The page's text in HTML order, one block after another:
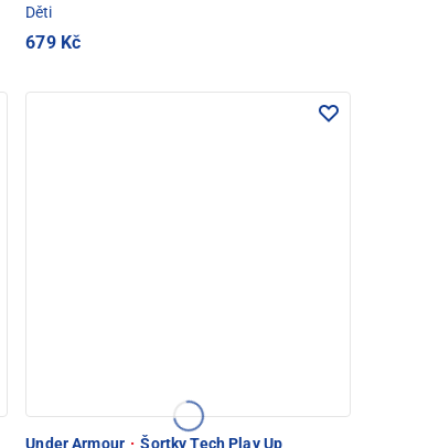
Děti
679 Kč
Under Armour · Šortky Tech Play Up